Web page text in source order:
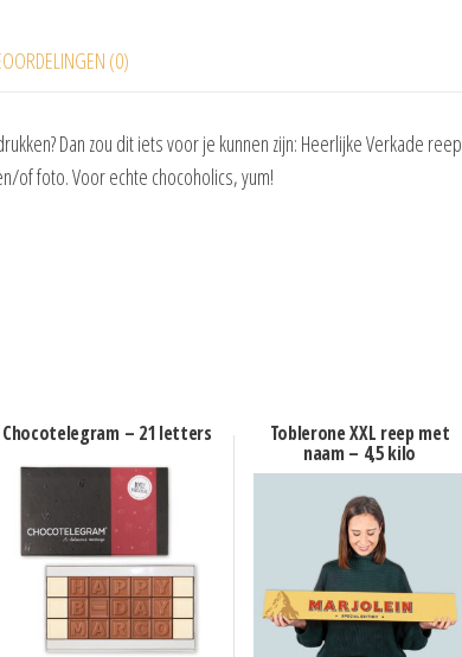
(0)
Dan zou dit iets voor je kunnen zijn: Heerlijke Verkade reep
of foto. Voor echte chocoholics, yum!
Chocotelegram – 21 letters Toblerone XXL reep met
naam – 4,5 kilo